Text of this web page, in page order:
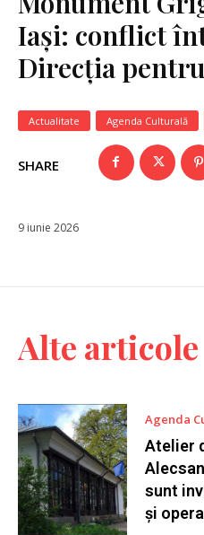
Iași: conflict
Direcția
Actualitate Agenda Culturală
SHARE
9 iunie 2026
Alte articole
Agenda
Atelier
sunt
și